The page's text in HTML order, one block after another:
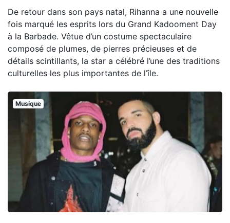
De retour dans son pays natal, Rihanna a une nouvelle
fois marqué les esprits lors du Grand Kadooment Day
à la Barbade. Vêtue d’un costume spectaculaire
composé de plumes, de pierres précieuses et de
détails scintillants, la star a célébré l’une des traditions
culturelles les plus importantes de l’île.
Musique